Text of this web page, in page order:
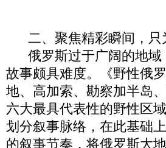
二、聚焦精彩瞬间，只
俄罗斯过于广阔的地域
故事颇具难度。《野性俄
地、高加索、勘察加半岛
六大最具代表性的野性区
划分叙事脉络，在此基础
的叙事节奏，将俄罗斯大